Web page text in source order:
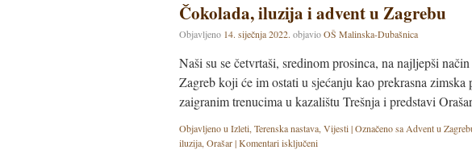
Čokolada, iluzija i advent u Zagrebu
Objavljeno 14. siječnja 2022. objavioOŠ Malinska-Dubašnica
Naši su se četvrtaši, sredinom prosinca, na najljepši
Zagreb koji će im ostati u sjećanju kao prekrasna
zaigranim trenucima u kazalištu Trešnja i predstavi
Objavljeno u Izleti, Terenska nastava, Vijesti|Označeno sa Advent u
iluzija, Orašar|Komentari isključeni